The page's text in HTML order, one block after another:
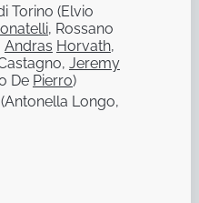
Torino (Elvio
, Rossano
Andras Horvath,
Jeremy
De Pierro)
Longo,